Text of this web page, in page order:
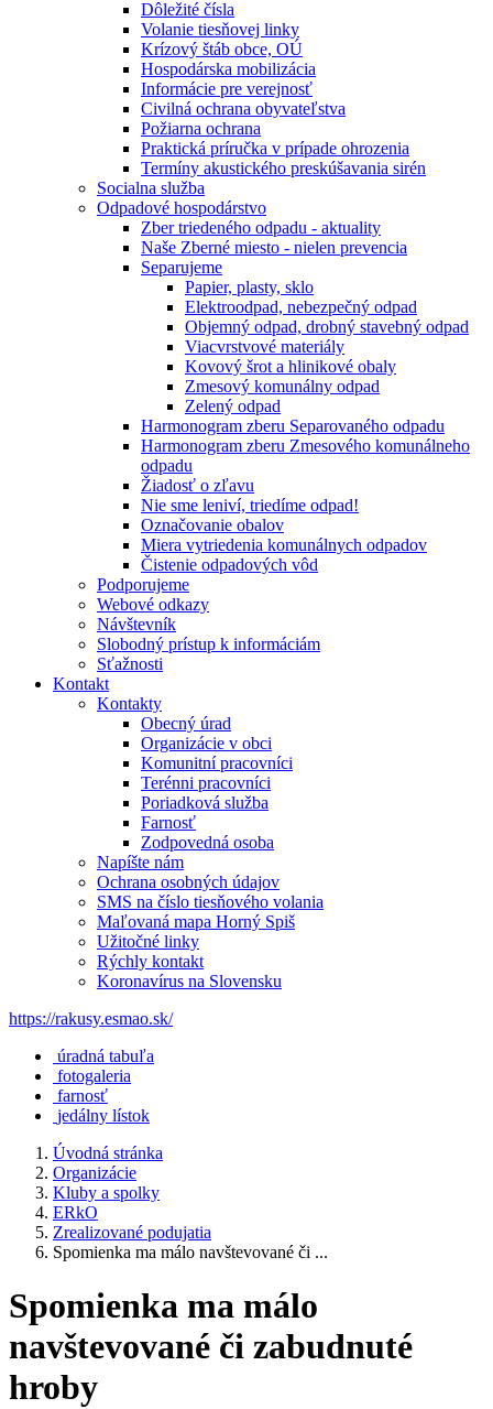
Dôležité čísla
Volanie tiesňovej linky
Krízový štáb obce, OÚ
Hospodárska mobilizácia
Informácie pre verejnosť
Civilná ochrana obyvateľstva
Požiarna ochrana
Praktická príručka v prípade ohrozenia
Termíny akustického preskúšavania sirén
Socialna služba
Odpadové hospodárstvo
Zber triedeného odpadu - aktuality
Naše Zberné miesto - nielen prevencia
Separujeme
Papier, plasty, sklo
Elektroodpad, nebezpečný odpad
Objemný odpad, drobný stavebný odpad
Viacvrstvové materiály
Kovový šrot a hlinikové obaly
Zmesový komunálny odpad
Zelený odpad
Harmonogram zberu Separovaného odpadu
Harmonogram zberu Zmesového komunálneho
odpadu
Žiadosť o zľavu
Nie sme leniví, triedíme odpad!
Označovanie obalov
Miera vytriedenia komunálnych odpadov
Čistenie odpadových vôd
Podporujeme
Webové odkazy
Návštevník
Slobodný prístup k informáciám
Sťažnosti
Kontakt
Kontakty
Obecný úrad
Organizácie v obci
Komunitní pracovníci
Terénni pracovníci
Poriadková služba
Farnosť
Zodpovedná osoba
Napíšte nám
Ochrana osobných údajov
SMS na číslo tiesňového volania
Maľovaná mapa Horný Spiš
Užitočné linky
Rýchly kontakt
Koronavírus na Slovensku
https://rakusy.esmao.sk/
úradná tabuľa
fotogaleria
farnosť
jedálny lístok
Úvodná stránka
Organizácie
Kluby a spolky
ERkO
Zrealizované podujatia
Spomienka ma málo navštevované či ...
Spomienka ma málo
navštevované či zabudnuté
hroby